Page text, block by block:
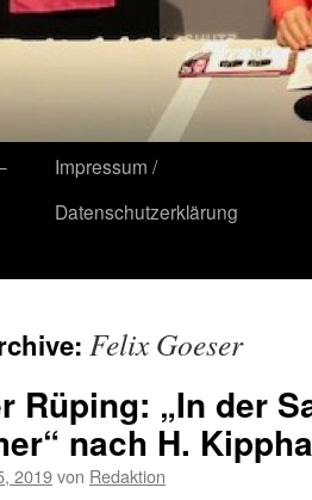
Impressum /
Datenschutzerklärung
Felix Goeser
Rüping: „In der
nach H.
2019von Redaktion